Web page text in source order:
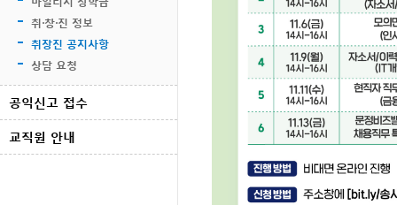
취·창·진 정보
취장진 공지사항
상담 요청
공익신고 접수
교직원 안내